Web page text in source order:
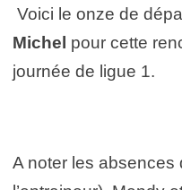
Voici le onze de
Michel pour cette
journée de ligue 1.
A noter les absences